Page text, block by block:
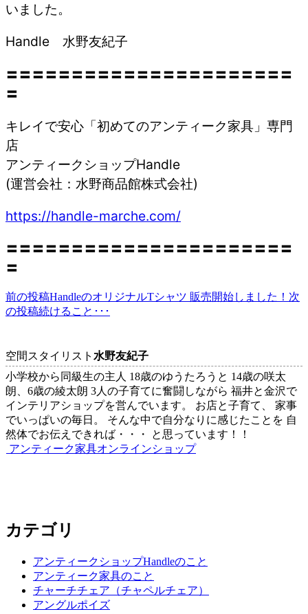
いました。
Handle 水野友紀子
〓〓〓〓〓〓〓〓〓〓〓〓〓〓〓〓〓〓〓〓〓〓
〓
キレイで安心「初めてのアンティーク家具」専門
店
アンティークショップHandle
(運営会社：水野商品館株式会社)
https://handle-marche.com/
〓〓〓〓〓〓〓〓〓〓〓〓〓〓〓〓〓〓〓〓〓〓
〓
投
稿
ビ
ゲ
ー
シ
ョ
前の投稿HandleのオリジナルTシャツ 販売開始しました！ 次
の投稿続けること･･･
空間スタイリスト 水野友紀子
小学校から同級生の主人 18歳のゆうたろうと 14歳の咲太
朗、6歳の綾太朗 3人の子育てに奮闘しながら 福井と金沢で
インテリアショップを営んでいます。 お店と子育て、 家事
でいっぱいの毎日。 そんな中で自分なりに感じたことを 自
然体でお伝えできれば・・・ と思っています！！
アンティーク家具オンラインショップ
カテゴリ
アンティークショップHandleのこと
アンティーク家具のこと
チャーチチェア（チャペルチェア）
アングルポイズ